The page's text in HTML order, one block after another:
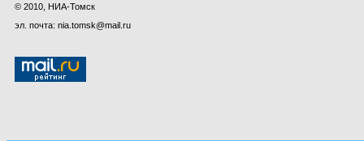
© 2010, НИА-Томск
эл. почта: nia.tomsk@mail.ru